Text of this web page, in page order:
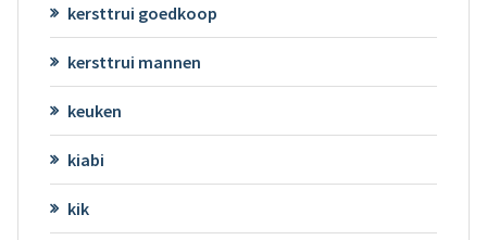
kersttrui goedkoop
kersttrui mannen
keuken
kiabi
kik